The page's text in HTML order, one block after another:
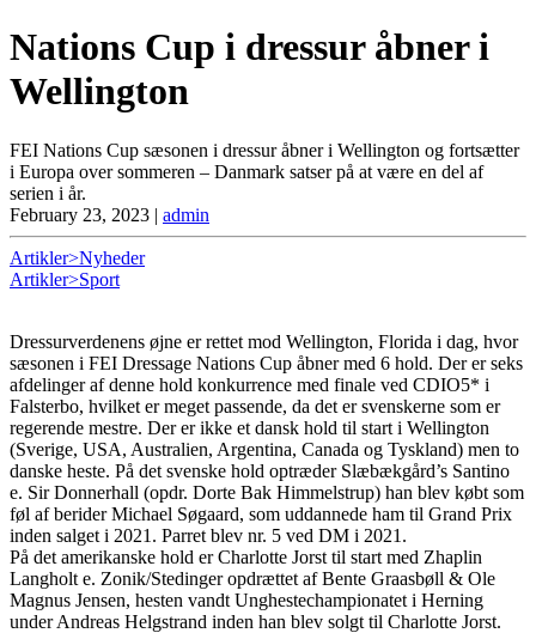
Nations Cup i dressur åbner i
Wellington
FEI Nations Cup sæsonen i dressur åbner i Wellington og fortsætter
i Europa over sommeren – Danmark satser på at være en del af
serien i år.
February 23, 2023 | admin
Artikler>Nyheder
Artikler>Sport
Dressurverdenens øjne er rettet mod Wellington, Florida i dag, hvor
sæsonen i FEI Dressage Nations Cup åbner med 6 hold. Der er seks
afdelinger af denne hold konkurrence med finale ved CDIO5* i
Falsterbo, hvilket er meget passende, da det er svenskerne som er
regerende mestre. Der er ikke et dansk hold til start i Wellington
(Sverige, USA, Australien, Argentina, Canada og Tyskland) men to
danske heste. På det svenske hold optræder Slæbækgård’s Santino
e. Sir Donnerhall (opdr. Dorte Bak Himmelstrup) han blev købt som
føl af berider Michael Søgaard, som uddannede ham til Grand Prix
inden salget i 2021. Parret blev nr. 5 ved DM i 2021.
På det amerikanske hold er Charlotte Jorst til start med Zhaplin
Langholt e. Zonik/Stedinger opdrættet af Bente Graasbøll & Ole
Magnus Jensen, hesten vandt Unghestechampionatet i Herning
under Andreas Helgstrand inden han blev solgt til Charlotte Jorst.